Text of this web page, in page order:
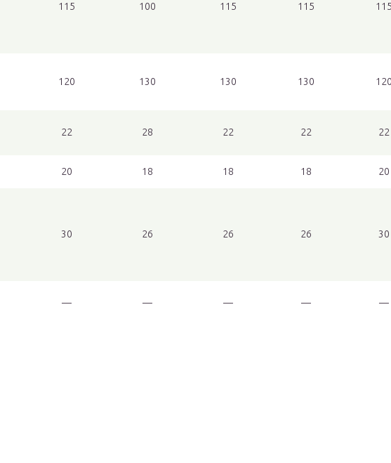
115 100 115 115
120 130 130 130
22 28 22 22 22
20 18 18 18 20
30 26 26 26 30
— — — — —